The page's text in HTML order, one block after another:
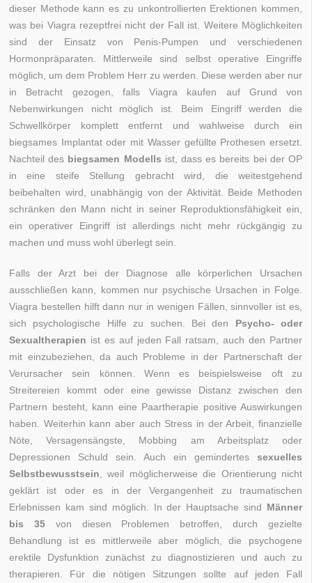
dieser Methode kann es zu unkontrollierten Erektionen kommen,
was bei Viagra rezeptfrei nicht der Fall ist. Weitere Möglichkeiten
sind der Einsatz von Penis-Pumpen und verschiedenen
Hormonpräparaten. Mittlerweile sind selbst operative Eingriffe
möglich, um dem Problem Herr zu werden. Diese werden aber nur
in Betracht gezogen, falls Viagra kaufen auf Grund von
Nebenwirkungen nicht möglich ist. Beim Eingriff werden die
Schwellkörper komplett entfernt und wahlweise durch ein
biegsames Implantat oder mit Wasser gefüllte Prothesen ersetzt.
Nachteil des biegsamen Modells ist, dass es bereits bei der OP
in eine steife Stellung gebracht wird, die weitestgehend
beibehalten wird, unabhängig von der Aktivität. Beide Methoden
schränken den Mann nicht in seiner Reproduktionsfähigkeit ein,
ein operativer Eingriff ist allerdings nicht mehr rückgängig zu
machen und muss wohl überlegt sein.
Falls der Arzt bei der Diagnose alle körperlichen Ursachen
ausschließen kann, kommen nur psychische Ursachen in Folge.
Viagra bestellen hilft dann nur in wenigen Fällen, sinnvoller ist es,
sich psychologische Hilfe zu suchen. Bei den Psycho- oder
Sexualtherapien ist es auf jeden Fall ratsam, auch den Partner
mit einzubeziehen, da auch Probleme in der Partnerschaft der
Verursacher sein können. Wenn es beispielsweise oft zu
Streitereien kommt oder eine gewisse Distanz zwischen den
Partnern besteht, kann eine Paartherapie positive Auswirkungen
haben. Weiterhin kann aber auch Stress in der Arbeit, finanzielle
Nöte, Versagensängste, Mobbing am Arbeitsplatz oder
Depressionen Schuld sein. Auch ein gemindertes sexuelles
Selbstbewusstsein , weil möglicherweise die Orientierung nicht
geklärt ist oder es in der Vergangenheit zu traumatischen
Erlebnissen kam sind möglich. In der Hauptsache sind Männer
bis 35von diesen Problemen betroffen, durch gezielte
Behandlung ist es mittlerweile aber möglich, die psychogene
erektile Dysfunktion zunächst zu diagnostizieren und auch zu
therapieren. Für die nötigen Sitzungen sollte auf jeden Fall